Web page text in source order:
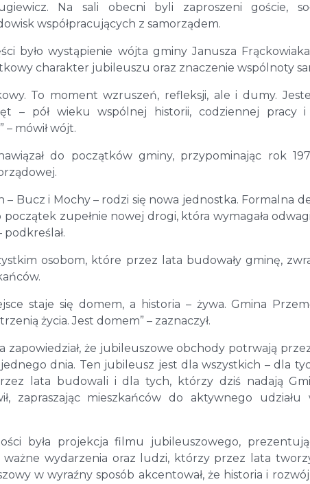
Na sali obecni byli zaproszeni goście,
współpracujących z samorządem.
było wystąpienie wójta gminy Janusza
charakter jubileuszu oraz znaczenie wspólnoty
To moment wzruszeń, refleksji, ale i dumy.
– pół wieku wspólnej historii, codziennej pracy
mówił wójt.
do początków gminy, przypominając rok
– Bucz i Mochy – rodzi się nowa jednostka. Formalna
zupełnie nowej drogi, która wymagała
podkreślał.
osobom, które przez lata budowały gminę,
staje się domem, a historia – żywa. Gmina
życia. Jest domem” – zaznaczył.
zapowiedział, że jubileuszowe obchody potrwają
dnia. Ten jubileusz jest dla wszystkich – dla
lata budowali i dla tych, którzy dziś nadają
zapraszając mieszkańców do aktywnego
była projekcja filmu jubileuszowego,
ważne wydarzenia oraz ludzi, którzy przez lata
w wyraźny sposób akcentował, że historia i